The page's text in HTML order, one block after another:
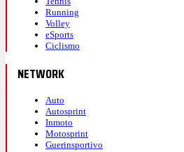
Running
Volley
eSports
Ciclismo
NETWORK
Auto
Autosprint
Inmoto
Motosprint
Guerinsportivo